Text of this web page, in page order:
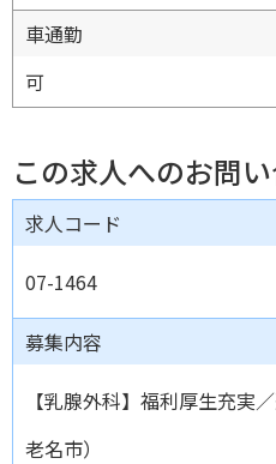
車通勤
可
この求人へのお問
求人コード
07-1464
募集内容
【乳腺外科】福利厚生充実
老名市）